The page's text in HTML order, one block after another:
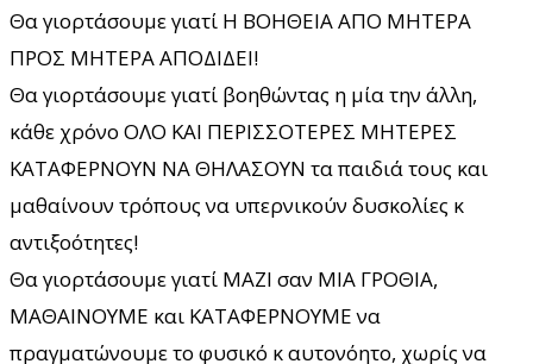
Θα γιορτάσουμε γιατί Η ΒΟΗΘΕΙΑ ΑΠΟ ΜΗΤΕΡΑ
ΠΡΟΣ ΜΗΤΕΡΑ ΑΠΟΔΙΔΕΙ!
Θα γιορτάσουμε γιατί βοηθώντας η μία την άλλη,
κάθε χρόνο ΟΛΟ ΚΑΙ ΠΕΡΙΣΣΟΤΕΡΕΣ ΜΗΤΕΡΕΣ
ΚΑΤΑΦΕΡΝΟΥΝ ΝΑ ΘΗΛΑΣΟΥΝ τα παιδιά τους και
μαθαίνουν τρόπους να υπερνικούν δυσκολίες κ
αντιξοότητες!
Θα γιορτάσουμε γιατί ΜΑΖΙ σαν ΜΙΑ ΓΡΟΘΙΑ,
ΜΑΘΑΙΝΟΥΜΕ και ΚΑΤΑΦΕΡΝΟΥΜΕ να
πραγματώνουμε το φυσικό κ αυτονόητο, χωρίς να